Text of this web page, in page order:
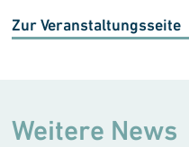
Zur Veranstaltungsseite
Weitere News